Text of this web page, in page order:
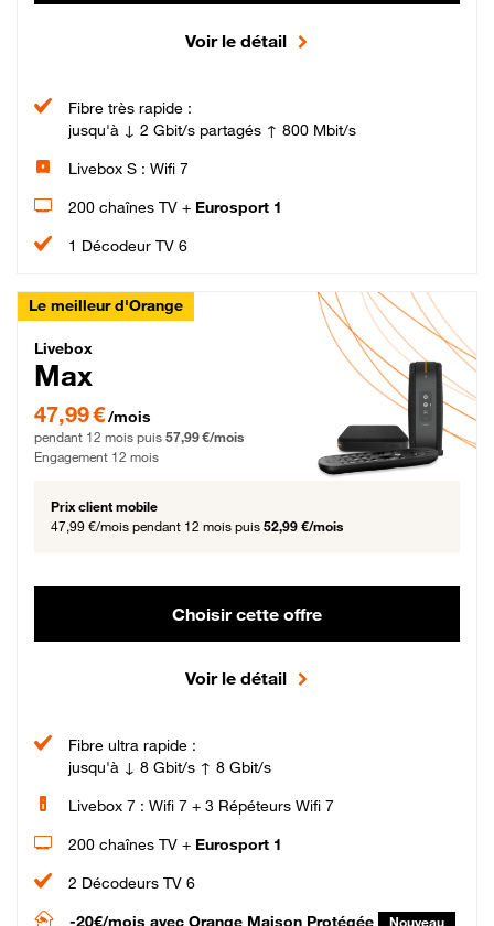
Voir le détail
Fibre très rapide :
jusqu'à ↓ 2 Gbit/s partagés ↑ 800 Mbit/s
Livebox S : Wifi 7
200 chaînes TV + Eurosport 1
1 Décodeur TV 6
Le meilleur d'Orange
Livebox Max Fibre
Livebox
Max
47,99 € par mois pendant 12 mois puis 57,99 € par mois, Engagement 12 mois
47,99 €/mois
pendant 12 mois puis 57,99 €/mois
Engagement 12 mois
Prix client mobile
47,99 €/mois pendant 12 mois puis 52,99 €/mois
Choisir cette offre
Voir le détail
Fibre ultra rapide :
jusqu'à ↓ 8 Gbit/s ↑ 8 Gbit/s
Livebox 7 : Wifi 7 + 3 Répéteurs Wifi 7
200 chaînes TV + Eurosport 1
2 Décodeurs TV 6
-20€/mois avec Orange Maison Protégée Nouveau